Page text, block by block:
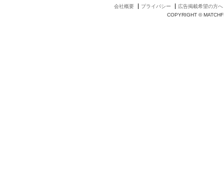
会社概要 プライバシー
広告掲載希望の方へ
COPYRIGHT ©